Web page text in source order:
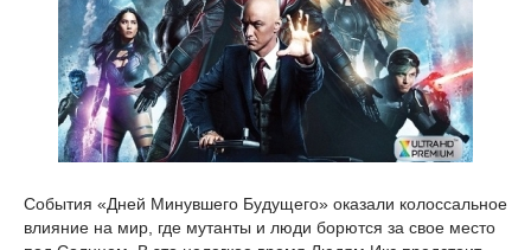
События «Дней Минувшего Будущего» оказали колоссальное
влияние на мир, где мутанты и люди борются за свое место